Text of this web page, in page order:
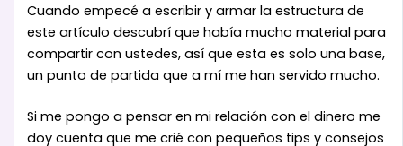
Cuando empecé a escribir y armar la estructura de
este artículo descubrí que había mucho material para
compartir con ustedes, así que esta es solo una base,
un punto de partida que a mí me han servido mucho.
Si me pongo a pensar en mi relación con el dinero me
doy cuenta que me crié con pequeños tips y consejos